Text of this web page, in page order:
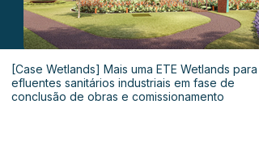
[Case Wetlands] Mais uma ETE Wetlands para
efluentes sanitários industriais em fase de
conclusão de obras e comissionamento